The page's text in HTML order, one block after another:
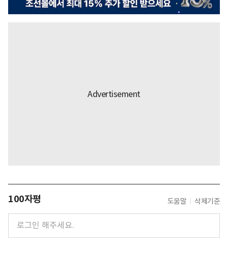
100자평 도움말 삭제기준